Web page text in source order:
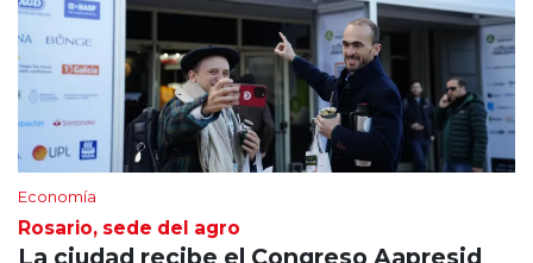
Economía
Rosario, sede del agro
La ciudad recibe el Congreso Aapresid